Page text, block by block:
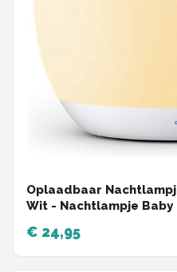
Oplaadbaar
Wit - Nachtlampje
- Timer- en
Nachtlampje
€ 24,95